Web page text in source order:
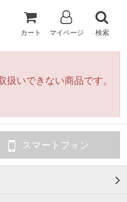
カート マイページ 検索
いできない商品です。
スマートフォン